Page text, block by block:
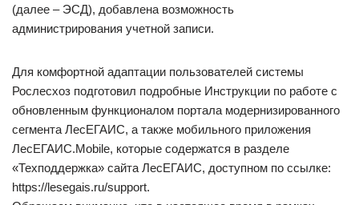
(далее – ЭСД), добавлена возможность
администрирования учетной записи.
Для комфортной адаптации пользователей системы
Рослесхоз подготовил подробные Инструкции по работе с
обновленным функционалом портала модернизированного
сегмента ЛесЕГАИС, а также мобильного приложения
ЛесЕГАИС.Mobile, которые содержатся в разделе
«Техподдержка» сайта ЛесЕГАИС, доступном по ссылке:
https://lesegais.ru/support.